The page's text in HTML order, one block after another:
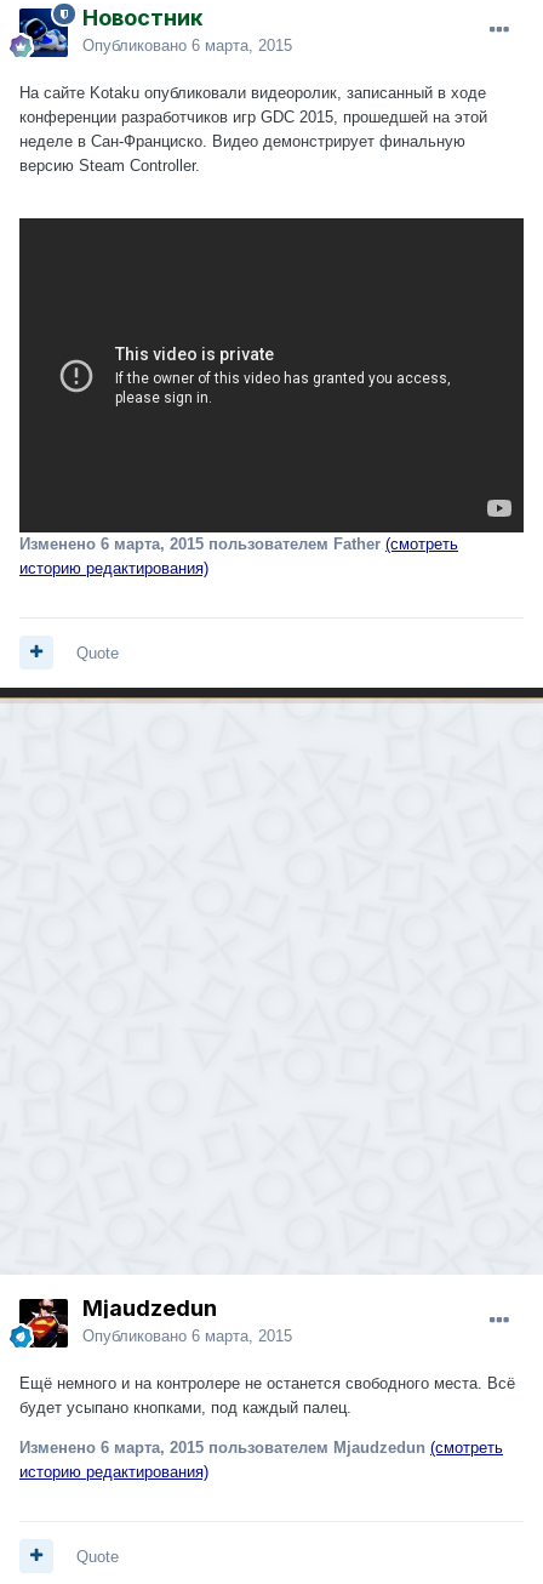
Новостник
Опубликовано 6 марта, 2015
На сайте Kotaku опубликовали видеоролик, записанный в ходе
конференции разработчиков игр GDC 2015, прошедшей на этой
неделе в Сан-Франциско. Видео демонстрирует финальную
версию Steam Controller.
Изменено 6 марта, 2015 пользователем Father (смотреть
историю редактирования)
Quote
Mjaudzedun
Опубликовано 6 марта, 2015
Ещё немного и на контролере не останется свободного места. Всё
будет усыпано кнопками, под каждый палец.
Изменено 6 марта, 2015 пользователем Mjaudzedun (смотреть
историю редактирования)
Quote